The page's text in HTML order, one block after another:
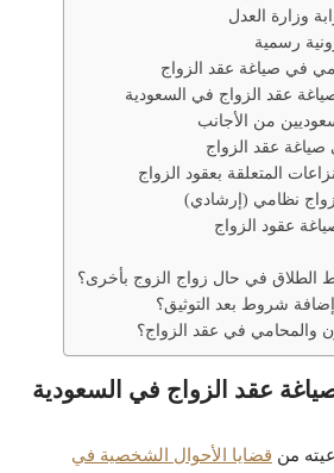
في صياغة عقد الزواج
عقد الزواج في السعودية
من الأجانب
صياغة عقد الزواج
المتعلقة بعقود الزواج
نظامي (إرشادي)
عقود الزواج
في حال زواج الزوج بأخرى؟
شروط بعد التوثيق؟
والمحامي في عقد الزواج؟
عقد الزواج في السعودية
من قضايا الأحوال الشخصية في